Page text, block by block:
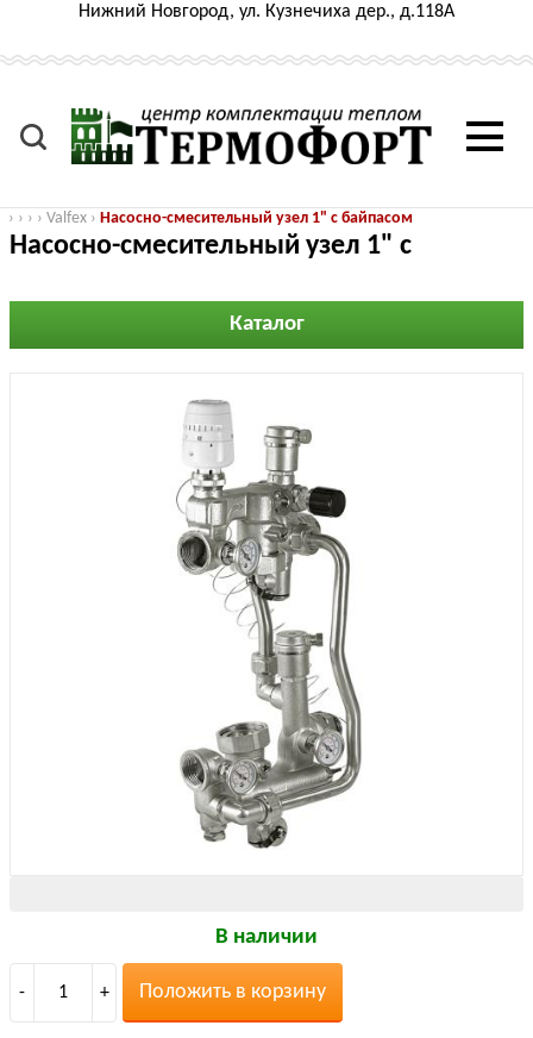
Нижний Новгород, ул. Кузнечиха дер., д.118А
› › › › Valfex › Насосно-смесительный узел 1" с байпасом
Насосно-смесительный узел 1" с
Каталог
В наличии
- 1 + Положить в корзину